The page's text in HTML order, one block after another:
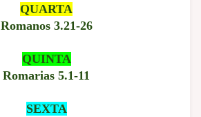
QUARTA
Romanos 3.21-26
QUINTA
Romarias 5.1-11
SEXTA